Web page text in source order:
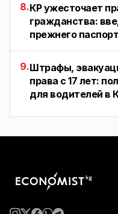
8.КР ужесточает
гражданства:
прежнего
9.Штрафы,
права с 17 лет:
для водителей в